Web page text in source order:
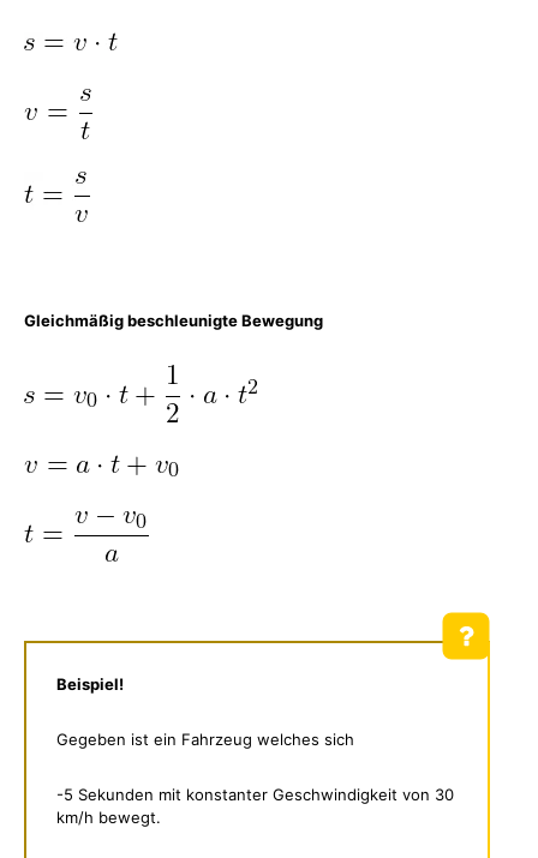
Gleichmäßig beschleunigte Bewegung
Beispiel!
Gegeben ist ein Fahrzeug welches sich
-5 Sekunden mit konstanter Geschwindigkeit von 30
km/h bewegt.